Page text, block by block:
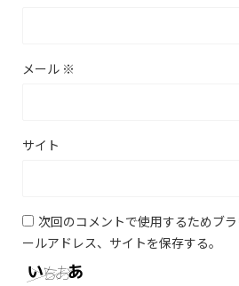
メール ※
サイト
次回のコメントで使用するためブ
ールアドレス、サイトを保存する。